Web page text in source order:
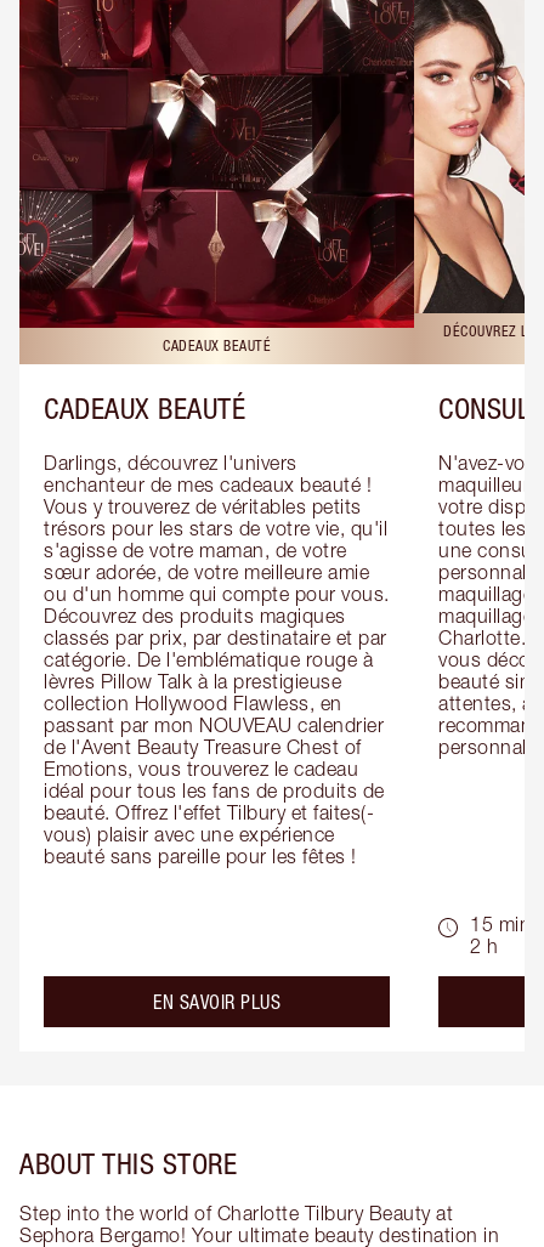
CADEAUX BEAUTÉ
CADEAUX BEAUTÉ
Darlings, découvrez l'univers
enchanteur de mes cadeaux beauté !
Vous y trouverez de véritables petits
trésors pour les stars de votre vie, qu'il
s'agisse de votre maman, de votre
sœur adorée, de votre meilleure amie
ou d'un homme qui compte pour vous.
Découvrez des produits magiques
classés par prix, par destinataire et par
catégorie. De l'emblématique rouge à
lèvres Pillow Talk à la prestigieuse
collection Hollywood Flawless, en
passant par mon NOUVEAU calendrier
de l'Avent Beauty Treasure Chest of
Emotions, vous trouverez le cadeau
idéal pour tous les fans de produits de
beauté. Offrez l'effet Tilbury et faites(-
vous) plaisir avec une expérience
beauté sans pareille pour les fêtes !
EN SAVOIR PLUSabout the
DÉCOUVREZ
N'avez-
maquilleur
votre
toutes les
une
maquillage
maquillage
Charlotte.
vous
beauté
attentes,
15 min -
2 h
ABOUT THIS STORE
Step into the world of Charlotte Tilbury Beauty at
Sephora Bergamo! Your ultimate beauty destination in